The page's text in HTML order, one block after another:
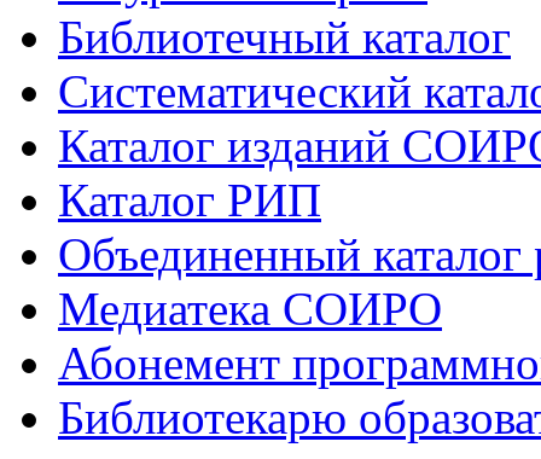
Библиотечный каталог
Систематический
Каталог изданий
Каталог РИП
Объединенный
Медиатека СОИРО
Абонемент
Библиотекарю